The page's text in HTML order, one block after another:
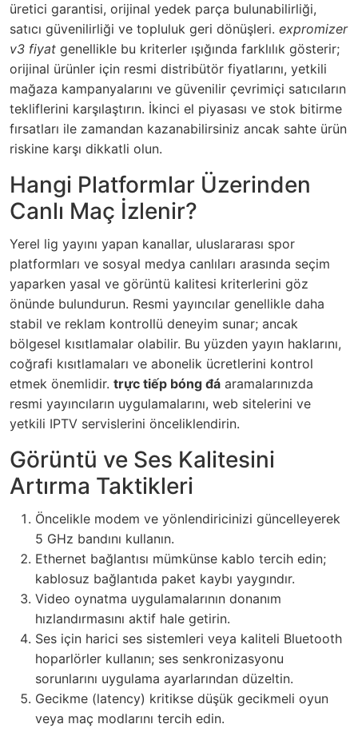
üretici garantisi, orijinal yedek parça bulunabilirliği,
satıcı güvenilirliği ve topluluk geri dönüşleri. expromizer
v3 fiyat genellikle bu kriterler ışığında farklılık gösterir;
orijinal ürünler için resmi distribütör fiyatlarını, yetkili
mağaza kampanyalarını ve güvenilir çevrimiçi satıcıların
tekliflerini karşılaştırın. İkinci el piyasası ve stok bitirme
fırsatları ile zamandan kazanabilirsiniz ancak sahte ürün
riskine karşı dikkatli olun.
Hangi Platformlar Üzerinden
Canlı Maç İzlenir?
Yerel lig yayını yapan kanallar, uluslararası spor
platformları ve sosyal medya canlıları arasında seçim
yaparken yasal ve görüntü kalitesi kriterlerini göz
önünde bulundurun. Resmi yayıncılar genellikle daha
stabil ve reklam kontrollü deneyim sunar; ancak
bölgesel kısıtlamalar olabilir. Bu yüzden yayın haklarını,
coğrafi kısıtlamaları ve abonelik ücretlerini kontrol
etmek önemlidir. trực tiếp bóng đá aramalarınızda
resmi yayıncıların uygulamalarını, web sitelerini ve
yetkili IPTV servislerini önceliklendirin.
Görüntü ve Ses Kalitesini
Artırma Taktikleri
Öncelikle modem ve yönlendiricinizi güncelleyerek
5 GHz bandını kullanın.
Ethernet bağlantısı mümkünse kablo tercih edin;
kablosuz bağlantıda paket kaybı yaygındır.
Video oynatma uygulamalarının donanım
hızlandırmasını aktif hale getirin.
Ses için harici ses sistemleri veya kaliteli Bluetooth
hoparlörler kullanın; ses senkronizasyonu
sorunlarını uygulama ayarlarından düzeltin.
Gecikme (latency) kritikse düşük gecikmeli oyun
veya maç modlarını tercih edin.